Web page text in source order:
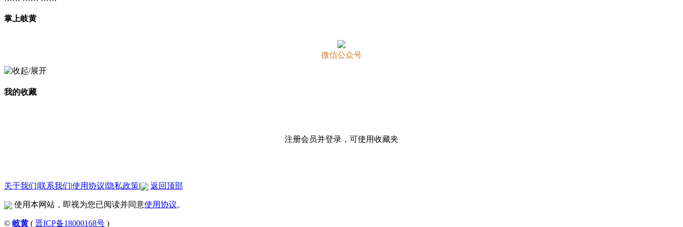
掌上岐黄
微信公众号
我的收藏
注册会员并登录，可使用收藏夹
关于我们|联系我们|使用协议|隐私政策| 返回顶部
使用本网站，即视为您已阅读并同意使用协议。
© 岐黄 ( 晋ICP备18000168号 )